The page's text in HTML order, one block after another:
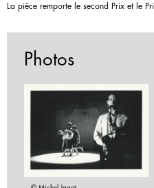
La pièce remporte le second Prix et le
Photos